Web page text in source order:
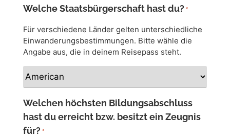
Gesamte Kurskosten
*Studierende des 2. bis 4. Studienjahres müssen
mit Kosten in Höhe von ca. 7.000 JPY für
diversen Aufwand rechnen. Die genauen Kosten
automatisch angehören.
Aufschlüsselung der Kosten
12 Monate ¥1.452.000
zusätzlich 30.000 JPY für die Mitgliedschaft im
Alumni-Verein, der alle Absolventen
automatisch angehören.
Aufschlüsselung der Kosten
Welche Staatsbürgerschaft hast du? *
Für verschiedene Länder gelten unterschiedliche
Einwanderungsbestimmungen. Bitte wähle die
Angabe aus, die in deinem Reisepass steht.
Welchen höchsten Bildungsabschluss
hast du erreicht bzw. besitzt ein Zeugnis
für? *